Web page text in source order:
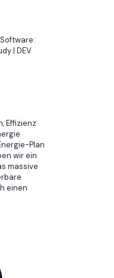
| DEV
Effizienz
Plan
wir ein
massive
einen